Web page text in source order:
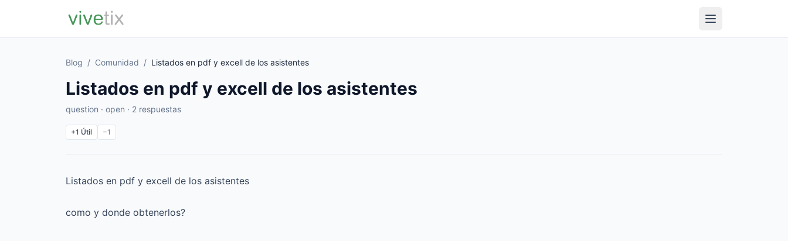
Blog / Comunidad / Listados en pdf y excell de los asistentes
Listados en pdf y excell de los asistentes
question · open · 2 respuestas
+1 Útil −1
Listados en pdf y excell de los asistentes
como y donde obtenerlos?